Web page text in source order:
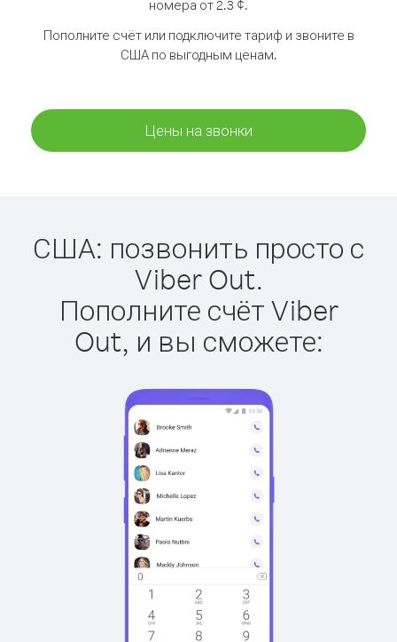
номера от 2.3 ¢.
Пополните счёт или подключите тариф и звоните в
США по выгодным ценам.
Цены на звонки
США: позвонить просто с
Viber Out.
Пополните счёт Viber
Out, и вы сможете: